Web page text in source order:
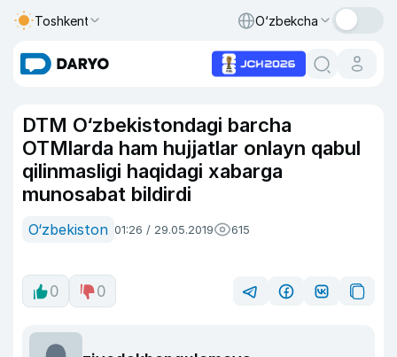
Toshkent O‘zbekcha
DTM O‘zbekistondagi barcha
OTMlarda ham hujjatlar onlayn qabul
qilinmasligi haqidagi xabarga
munosabat bildirdi
O‘zbekiston 01:26 / 29.05.2019 615
0 0